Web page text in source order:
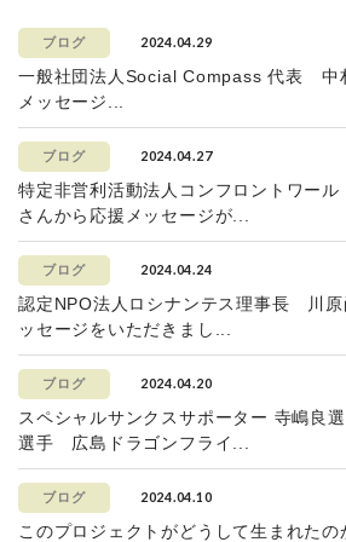
ブログ 2024.04.29
一般社団法人Social Compass 代表 中
メッセージ...
ブログ 2024.04.27
特定非営利活動法人コンフロントワー
さんから応援メッセージが...
ブログ 2024.04.24
認定NPO法人ロシナンテス理事長 川原
ッセージをいただきまし...
ブログ 2024.04.20
スペシャルサンクスサポーター 寺嶋良
選手 広島ドラゴンフライ...
ブログ 2024.04.10
このプロジェクトがどうして生まれた